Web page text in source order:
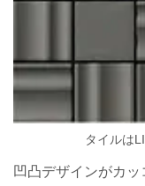
タイルは
凹凸デザインがカッ